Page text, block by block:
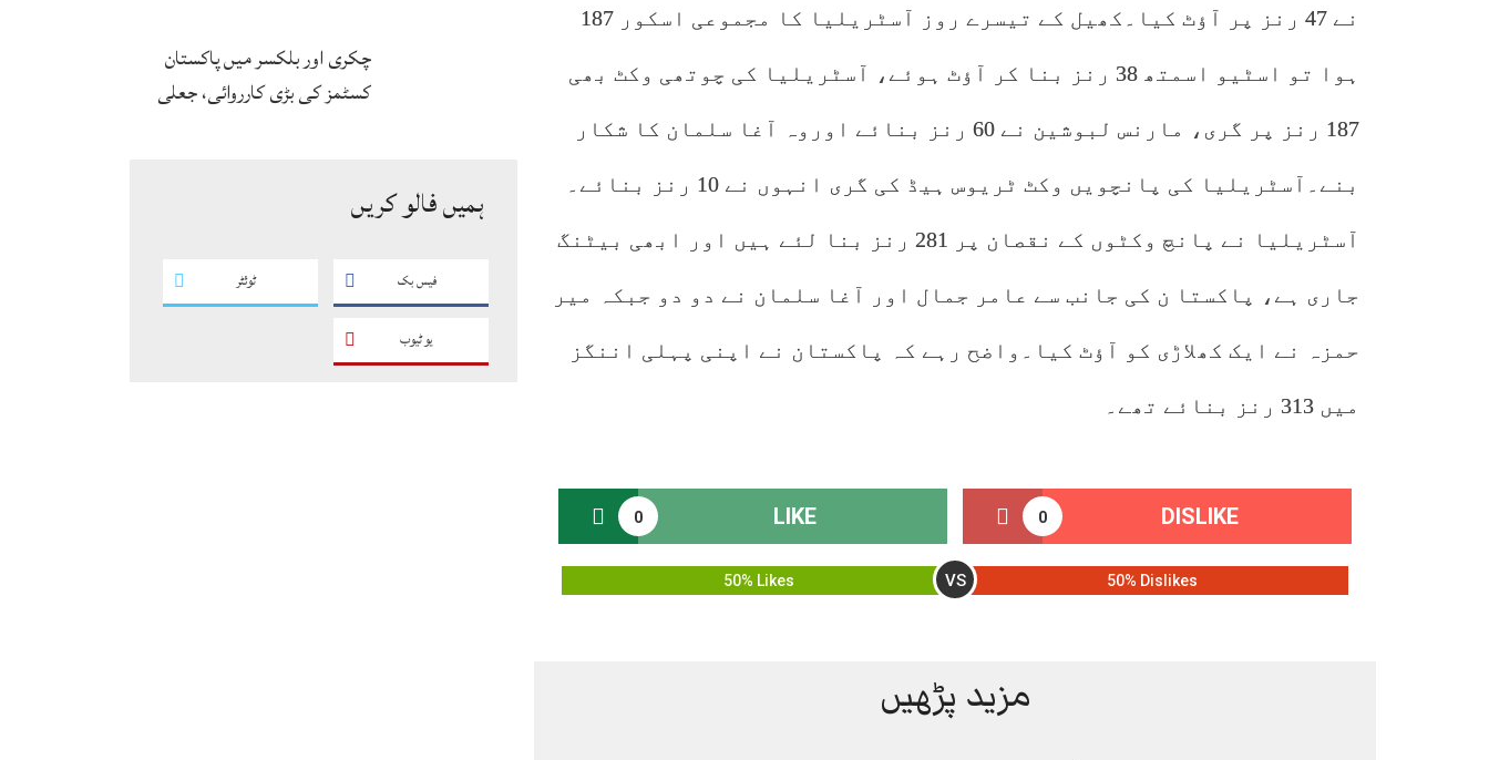
چکری اور بلکسر میں پاکستان
کسٹمز کی بڑی کارروائی، جعلی
ہمیں فالو کریں
فیس بک ٹوئٹر
یو ٹیوب
نے 47 رنز پر آؤٹ کیا۔کھیل کے تیسرے روز آسٹریلیا کا مجموعی اسکور 187
ہوا تو اسٹیو اسمتھ 38 رنز بنا کر آؤٹ ہوئے، آسٹریلیا کی چوتھی وکٹ بھی
187 رنز پر گری، مارنس لبوشین نے 60 رنز بنائے اوروہ آغا سلمان کا شکار
بنے۔آسٹریلیا کی پانچویں وکٹ ٹریوس ہیڈ کی گری انہوں نے 10 رنز بنائے۔
آسٹریلیا نے پانچ وکٹوں کے نقصان پر 281 رنز بنا لئے ہیں اور ابھی بیٹنگ
جاری ہے، پاکستا ن کی جانب سے عامر جمال اور آغا سلمان نے دو دو جبکہ میر
حمزہ نے ایک کھلاڑی کو آؤٹ کیا۔واضح رہے کہ پاکستان نے اپنی پہلی اننگز
میں 313 رنز بنائے تھے۔
0 LIKE 0 DISLIKE
50% Likes VS 50% Dislikes
مزید پڑھیں